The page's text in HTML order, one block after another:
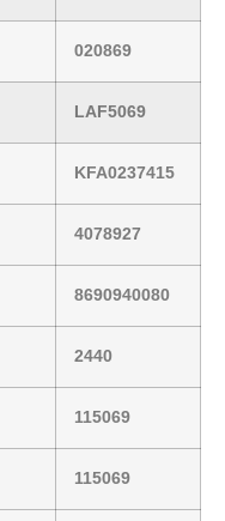
020869
LAF5069
KFA0237415
4078927
8690940080
2440
115069
115069